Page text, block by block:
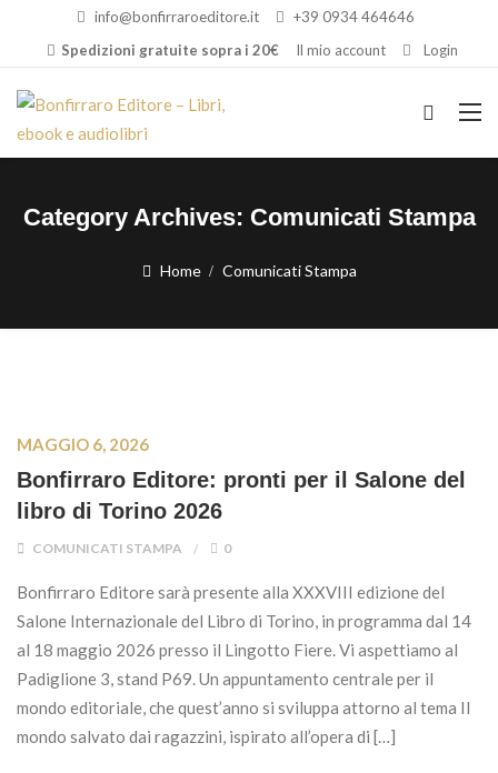
info@bonfirraroeditore.it
+39 0934 464646
Spedizioni gratuite sopra i 20€
Il mio account Login
Category Archives: Comunicati Stampa
Home Comunicati Stampa
MAGGIO 6, 2026
Bonfirraro Editore: pronti per il Salone del
libro di Torino 2026
COMUNICATI STAMPA 0
Bonfirraro Editore sarà presente alla XXXVIII edizione del
Salone Internazionale del Libro di Torino, in programma dal 14
al 18 maggio 2026 presso il Lingotto Fiere. Vi aspettiamo al
Padiglione 3, stand P69. Un appuntamento centrale per il
mondo editoriale, che quest’anno si sviluppa attorno al tema Il
mondo salvato dai ragazzini, ispirato all’opera di […]